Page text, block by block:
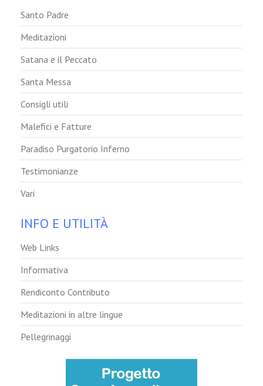
Santo Padre
Meditazioni
Satana e il Peccato
Santa Messa
Consigli utili
Malefici e Fatture
Paradiso Purgatorio Inferno
Testimonianze
Vari
INFO E UTILITÀ
Web Links
Informativa
Rendiconto Contributo
Meditazioni in altre lingue
Pellegrinaggi